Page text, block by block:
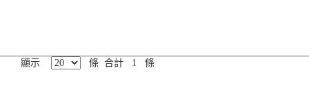
顯示 條 合計 1 條